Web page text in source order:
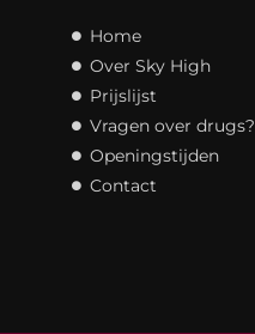
Home
Over Sky High
Prijslijst
Vragen over drugs?
Openingstijden
Contact